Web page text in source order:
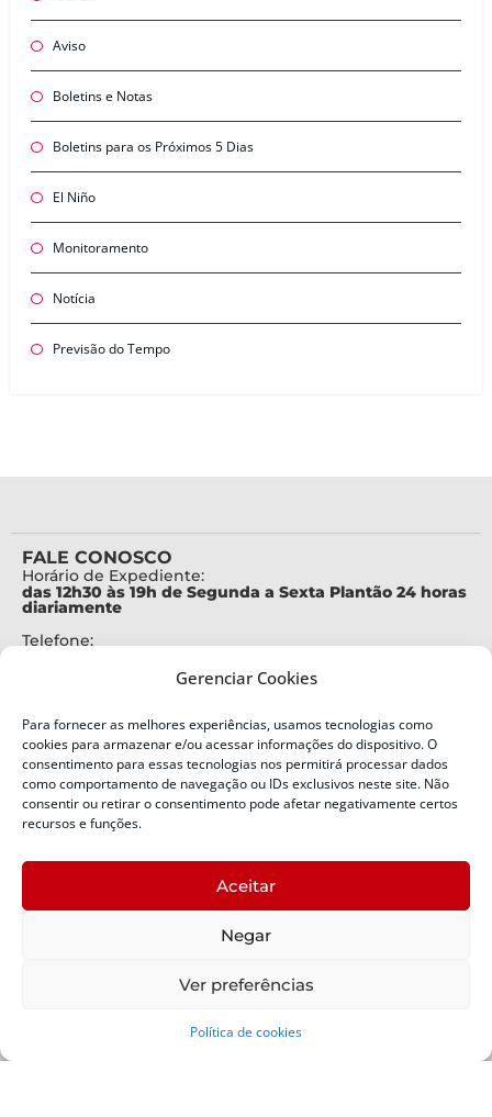
Gerenciar Cookies
Para fornecer as melhores experiências, usamos tecnologias como
cookies para armazenar e/ou acessar informações do dispositivo. O
consentimento para essas tecnologias nos permitirá processar dados
como comportamento de navegação ou IDs exclusivos neste site. Não
consentir ou retirar o consentimento pode afetar negativamente certos
recursos e funções.
Aceitar
Negar
Ver preferências
Política de cookies
Aviso
Boletins e Notas
Boletins para os Próximos 5 Dias
El Niño
Monitoramento
Notícia
Previsão do Tempo
FALE CONOSCO
Horário de Expediente:
das 12h30 às 19h de Segunda a Sexta Plantão 24 horas
diariamente
Telefone:
Alertas Defesa Civil:
SMS 40199
ENDEREÇO
Defesa Civil do Estado de Santa Catarina
Bairro:
Capoeiras, Florianópolis, SC
Política de Privacidade